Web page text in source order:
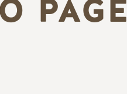
PAGE